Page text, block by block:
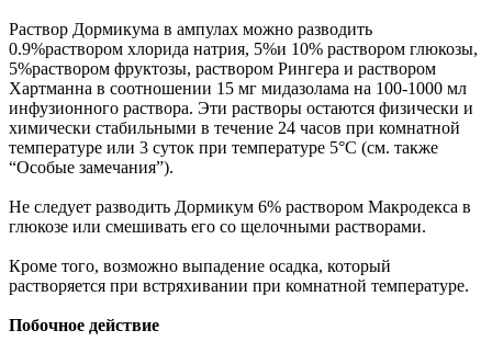
Раствор Дормикума в ампулах можно разводить
0.9%раствором хлорида натрия, 5%и 10% раствором глюкозы,
5%раствором фруктозы, раствором Рингера и раствором
Хартманна в соотношении 15 мг мидазолама на 100-1000 мл
инфузионного раствора. Эти растворы остаются физически и
химически стабильными в течение 24 часов при комнатной
температуре или 3 суток при температуре 5°С (см. также
“Особые замечания”).
Не следует разводить Дормикум 6% раствором Макродекса в
глюкозе или смешивать его со щелочными растворами.
Кроме того, возможно выпадение осадка, который
растворяется при встряхивании при комнатной температуре.
Побочное действие